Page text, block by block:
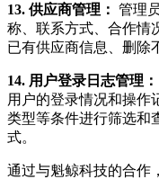
13. 供应商管理： 管理
称、联系方式、合作情
已有供应商信息、删除
14. 用户登录日志管理：
用户的登录情况和操作
类型等条件进行筛选和
式。
通过与魁鲸科技的合作